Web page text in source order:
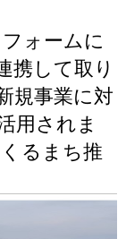
ォームに
携して取り
規事業に対
用されま
るまち推